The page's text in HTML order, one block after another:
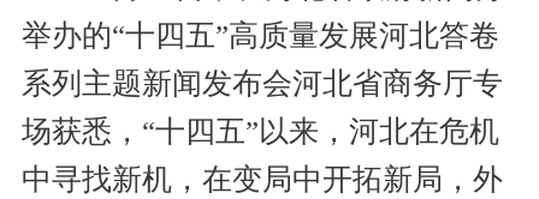
举办的“十四五”高质量发展河北答卷
系列主题新闻发布会河北省商务厅专
场获悉，“十四五”以来，河北在危机
中寻找新机，在变局中开拓新局，外